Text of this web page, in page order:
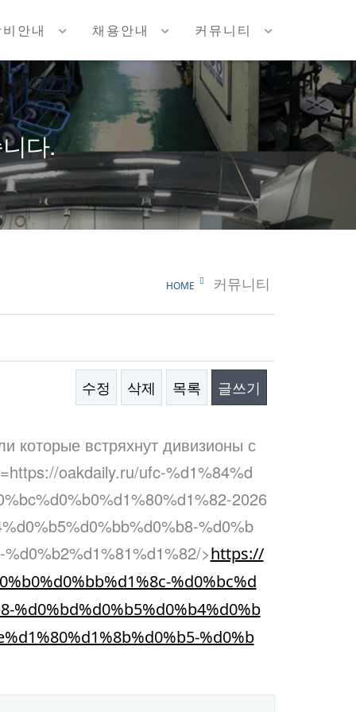
안내 채용안내 커뮤니티
다.
HOME 커뮤니티
수정 삭제 목록 글쓰기
которые встряхнут дивизионы с
oakdaily.ru/ufc-%d1%84%d
2026
%d0%b
>https://
%d0%bc%d
%d0%bd%d0%b5%d0%b4%d0%b
%d0%b